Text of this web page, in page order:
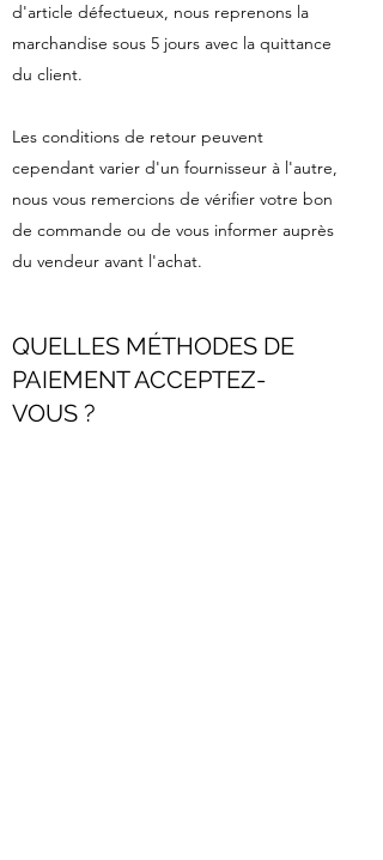
d'article défectueux, nous reprenons la
marchandise sous 5 jours avec la quittance
du client.
Les conditions de retour peuvent
cependant varier d'un fournisseur à l'autre,
nous vous remercions de vérifier votre bon
de commande ou de vous informer auprès
du vendeur avant l'achat.
QUELLES MÉTHODES DE
PAIEMENT ACCEPTEZ-
VOUS ?